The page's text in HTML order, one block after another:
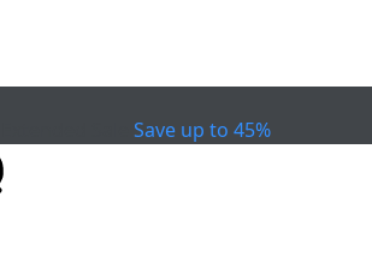
Save up to 45%